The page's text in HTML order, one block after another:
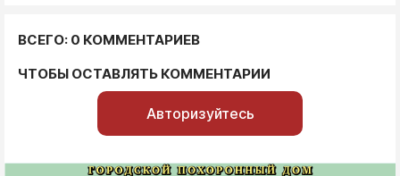
ВСЕГО: 0 КОММЕНТАРИЕВ
ЧТОБЫ ОСТАВЛЯТЬ КОММЕНТАРИИ
Авторизуйтесь